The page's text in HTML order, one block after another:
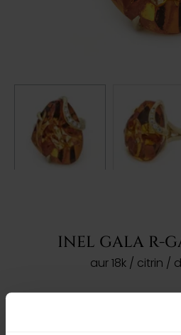
INEL GALA R-
aur 18k / citrin /
ACEST PRODUS A